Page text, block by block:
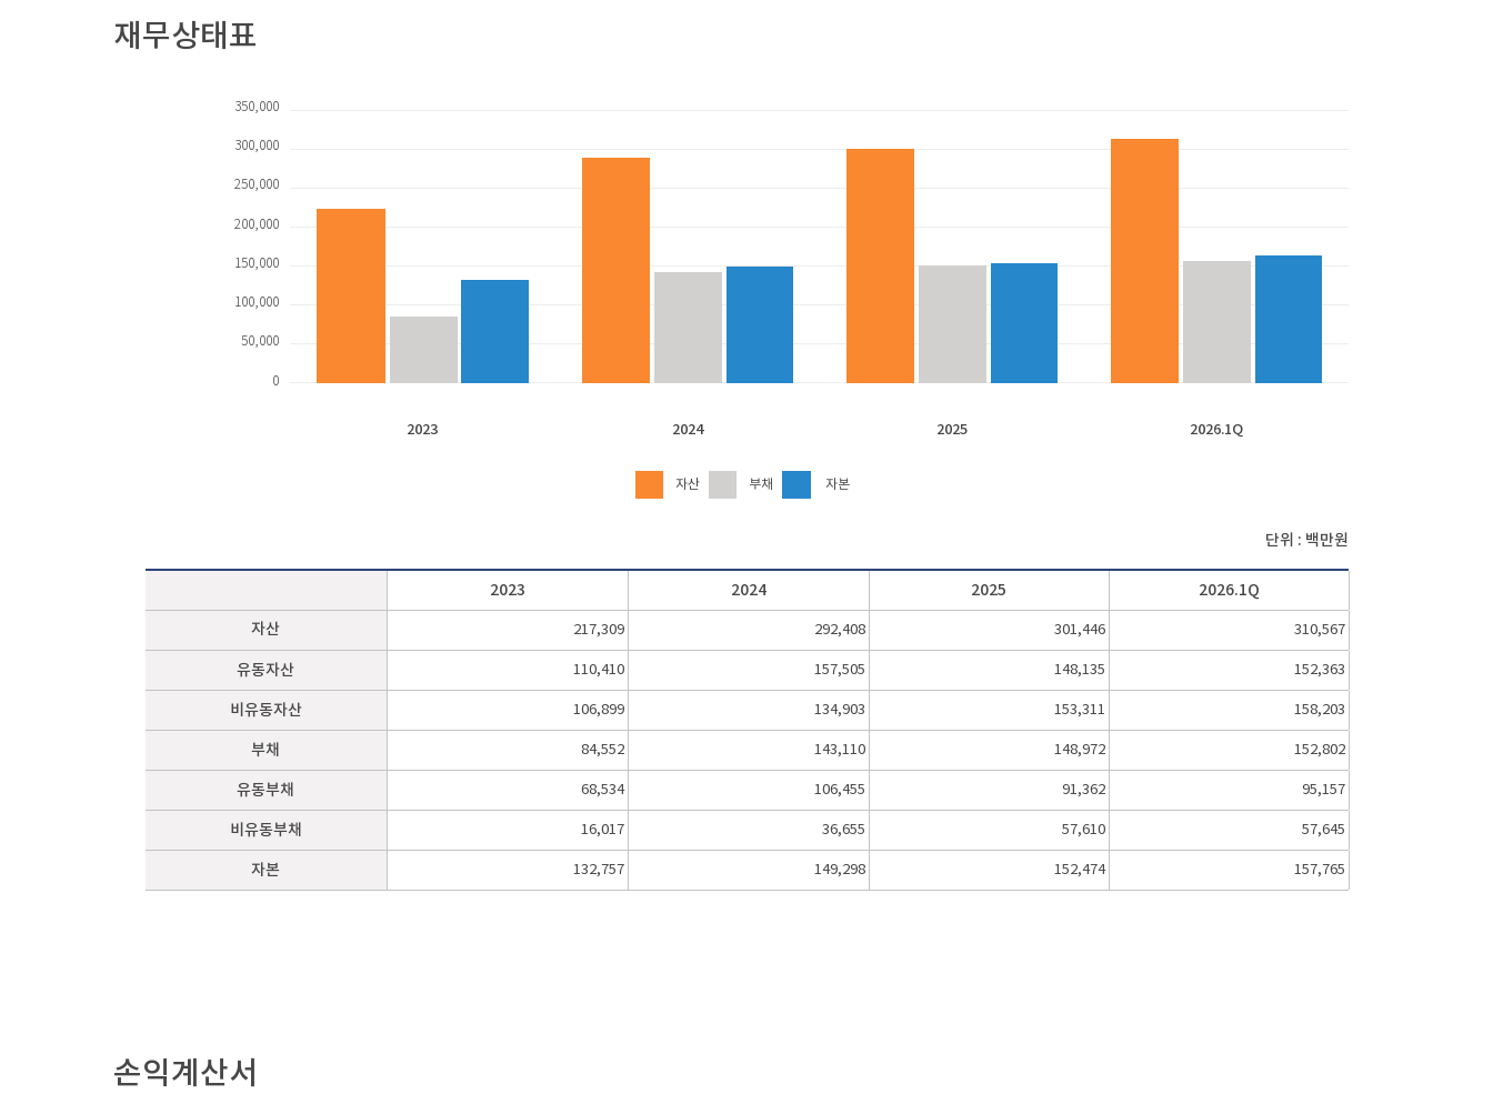
재무상태표
350,000
300,000
250,000
200,000
150,000
100,000
50,000
0
2023 2024 2025 2026.1Q
자산 부채 자본
단위 : 백만원
2023 2024 2025 2026.1Q
자산 217,309 292,408 301,446 310,567
유동자산 110,410 157,505 148,135 152,363
비유동자산 106,899 134,903 153,311 158,203
부채 84,552 143,110 148,972 152,802
유동부채 68,534 106,455 91,362 95,157
비유동부채 16,017 36,655 57,610 57,645
자본 132,757 149,298 152,474 157,765
손익계산서